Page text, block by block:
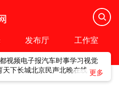
发布厅 工作室
都视频电子报汽车时事学习视觉
天下长城北京民声北晚在线